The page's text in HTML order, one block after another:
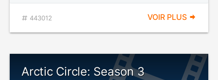
443012 VOIR PLUS
Arctic Circle: Season 3